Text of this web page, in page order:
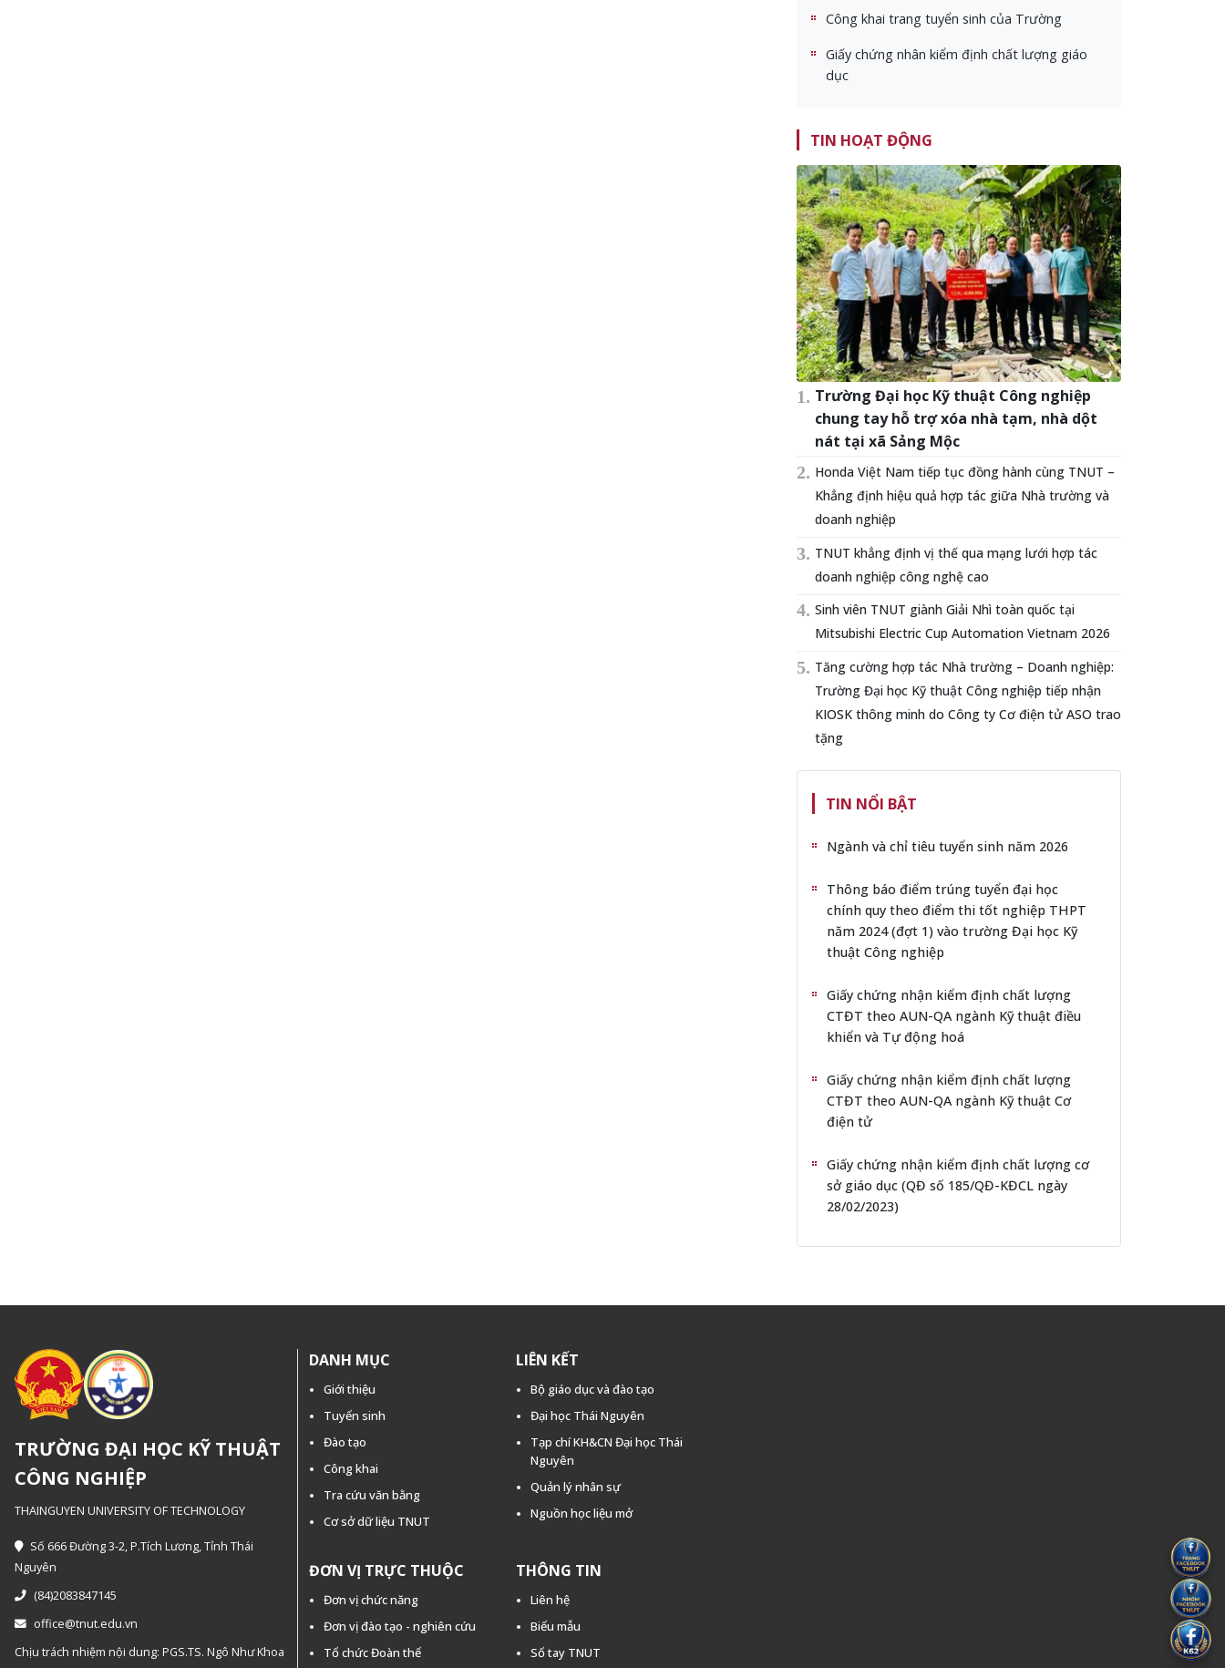
Công khai trang tuyển sinh của Trường
Giấy chứng nhân kiểm định chất lượng giáo
dục
TIN HOẠT ĐỘNG
Trường Đại học Kỹ thuật Công nghiệp
chung tay hỗ trợ xóa nhà tạm, nhà dột
nát tại xã Sảng Mộc
Honda Việt Nam tiếp tục đồng hành cùng TNUT –
Khẳng định hiệu quả hợp tác giữa Nhà trường và
doanh nghiệp
TNUT khẳng định vị thế qua mạng lưới hợp tác
doanh nghiệp công nghệ cao
Sinh viên TNUT giành Giải Nhì toàn quốc tại
Mitsubishi Electric Cup Automation Vietnam 2026
Tăng cường hợp tác Nhà trường – Doanh nghiệp:
Trường Đại học Kỹ thuật Công nghiệp tiếp nhận
KIOSK thông minh do Công ty Cơ điện tử ASO trao
tặng
TIN NỔI BẬT
Ngành và chỉ tiêu tuyển sinh năm 2026
Thông báo điểm trúng tuyển đại học
chính quy theo điểm thi tốt nghiệp THPT
năm 2024 (đợt 1) vào trường Đại học Kỹ
thuật Công nghiệp
Giấy chứng nhận kiểm định chất lượng
CTĐT theo AUN-QA ngành Kỹ thuật điều
khiển và Tự động hoá
Giấy chứng nhận kiểm định chất lượng
CTĐT theo AUN-QA ngành Kỹ thuật Cơ
điện tử
Giấy chứng nhận kiểm định chất lượng cơ
sở giáo dục (QĐ số 185/QĐ-KĐCL ngày
28/02/2023)
TRƯỜNG ĐẠI HỌC KỸ THUẬT
CÔNG NGHIỆP
THAINGUYEN UNIVERSITY OF TECHNOLOGY
Số 666 Đường 3-2, P.Tích Lương, Tỉnh Thái
Nguyên
(84)2083847145
office@tnut.edu.vn
Chịu trách nhiệm nội dung: PGS.TS. Ngô Như Khoa
DANH MỤC
Giới thiệu
Tuyển sinh
Đào tạo
Công khai
Tra cứu văn bằng
Cơ sở dữ liệu TNUT
LIÊN KẾT
Bộ giáo dục và đào tạo
Đại học Thái Nguyên
Tạp chí KH&CN Đại học Thái
Nguyên
Quản lý nhân sự
Nguồn học liệu mở
ĐƠN VỊ TRỰC THUỘC
Đơn vị chức năng
Đơn vị đào tạo - nghiên cứu
Tổ chức Đoàn thể
THÔNG TIN
Liên hệ
Biểu mẫu
Sổ tay TNUT